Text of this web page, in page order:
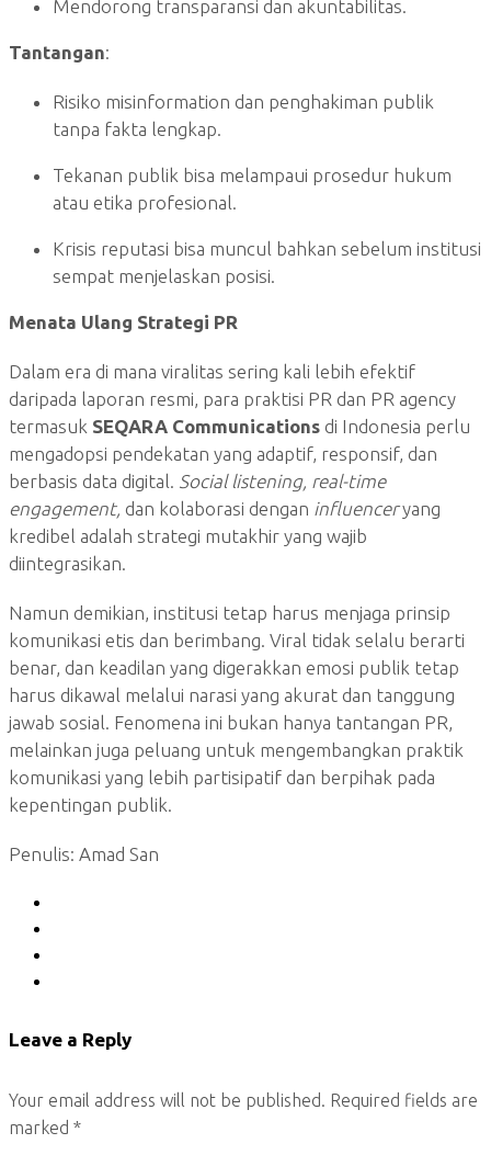
Mendorong transparansi dan akuntabilitas.
Tantangan:
Risiko misinformation dan penghakiman publik
tanpa fakta lengkap.
Tekanan publik bisa melampaui prosedur hukum
atau etika profesional.
Krisis reputasi bisa muncul bahkan sebelum institusi
sempat menjelaskan posisi.
Menata Ulang Strategi PR
Dalam era di mana viralitas sering kali lebih efektif
daripada laporan resmi, para praktisi PR dan PR agency
termasuk SEQARA Communications di Indonesia perlu
mengadopsi pendekatan yang adaptif, responsif, dan
berbasis data digital.
Social listening, real-time
engagement, dan kolaborasi dengan influenceryang
kredibel adalah strategi mutakhir yang wajib
diintegrasikan.
Namun demikian, institusi tetap harus menjaga prinsip
komunikasi etis dan berimbang. Viral tidak selalu berarti
benar, dan keadilan yang digerakkan emosi publik tetap
harus dikawal melalui narasi yang akurat dan tanggung
jawab sosial. Fenomena ini bukan hanya tantangan PR,
melainkan juga peluang untuk mengembangkan praktik
komunikasi yang lebih partisipatif dan berpihak pada
kepentingan publik.
Penulis: Amad San
Leave a Reply
Your email address will not be published. Required fields are
marked *